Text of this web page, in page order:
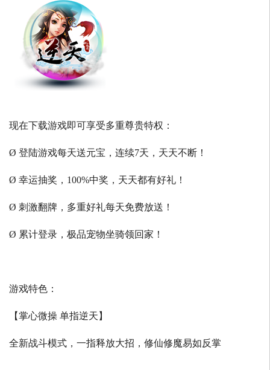
现在下载游戏即可享受多重尊贵特权：
Ø 登陆游戏每天送元宝，连续7天，天天不断！
Ø 幸运抽奖，100%中奖，天天都有好礼！
Ø 刺激翻牌，多重好礼每天免费放送！
Ø 累计登录，极品宠物坐骑领回家！
游戏特色：
【掌心微操 单指逆天】
全新战斗模式，一指释放大招，修仙修魔易如反掌